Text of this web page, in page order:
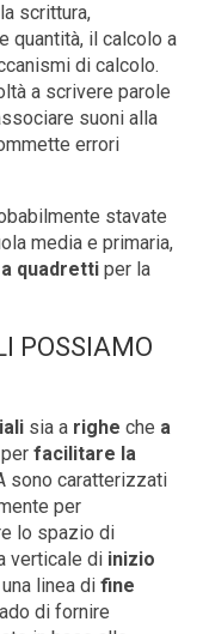
scrittura,
quantità, il calcolo a
di calcolo.
a scrivere parole
suoni alla
errori
stavate
media e primaria,
quadretti per la
POSSIAMO
sia a righe che a
facilitare la
sono caratterizzati
per
lo spazio di
verticale di inizio
linea di fine
di fornire